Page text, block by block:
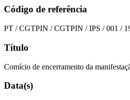
Código de referência
PT / CGTPIN / CGTPIN / IPS / 001 /
Título
Comício de encerramento da
Data(s)